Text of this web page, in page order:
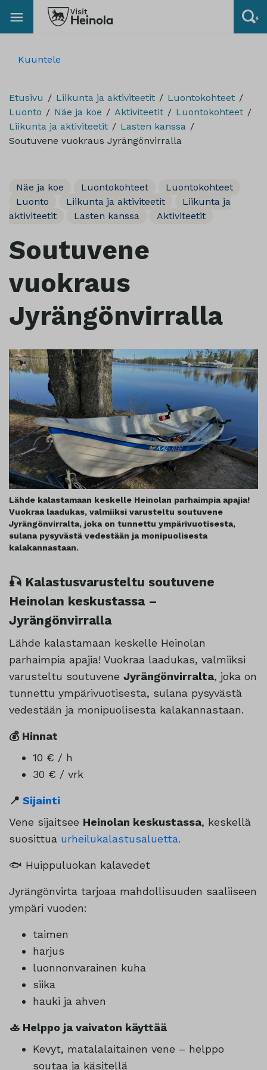
Kuuntele
Etusivu Liikunta ja aktiviteetit
Luontokohteet
Luonto
Näe ja koe Aktiviteetit
Luontokohteet
Liikunta ja aktiviteetit
Lasten kanssa
Soutuvene vuokraus Jyrängönvirralla
Näe ja koe Luontokohteet
Luontokohteet
Luonto
Liikunta ja aktiviteetit
Liikunta ja
aktiviteetit
Lasten kanssa Aktiviteetit
Soutuvene
vuokraus
Jyrängönvirralla
Lähde kalastamaan keskelle Heinolan parhaimpia apajia!
Vuokraa laadukas, valmiiksi varusteltu soutuvene
Jyrängönvirralta, joka on tunnettu ympärivuotisesta,
sulana pysyvästä vedestään ja monipuolisesta
kalakannastaan.
🎣 Kalastusvarusteltu soutuvene
Heinolan keskustassa –
Jyrängönvirralla
Lähde kalastamaan keskelle Heinolan
parhaimpia apajia! Vuokraa laadukas, valmiiksi
varusteltu soutuvene Jyrängönvirralta, joka on
tunnettu ympärivuotisesta, sulana pysyvästä
vedestään ja monipuolisesta kalakannastaan.
💰 Hinnat
10 € / h
30 € / vrk
📍 Sijainti
Vene sijaitsee Heinolan keskustassa, keskellä
suosittua urheilukalastusaluetta.
🐟 Huippuluokan kalavedet
Jyrängönvirta tarjoaa mahdollisuuden saaliiseen
ympäri vuoden:
taimen
harjus
luonnonvarainen kuha
siika
hauki ja ahven
🚣 Helppo ja vaivaton käyttää
Kevyt, matalalaitainen vene – helppo
soutaa ja käsitellä